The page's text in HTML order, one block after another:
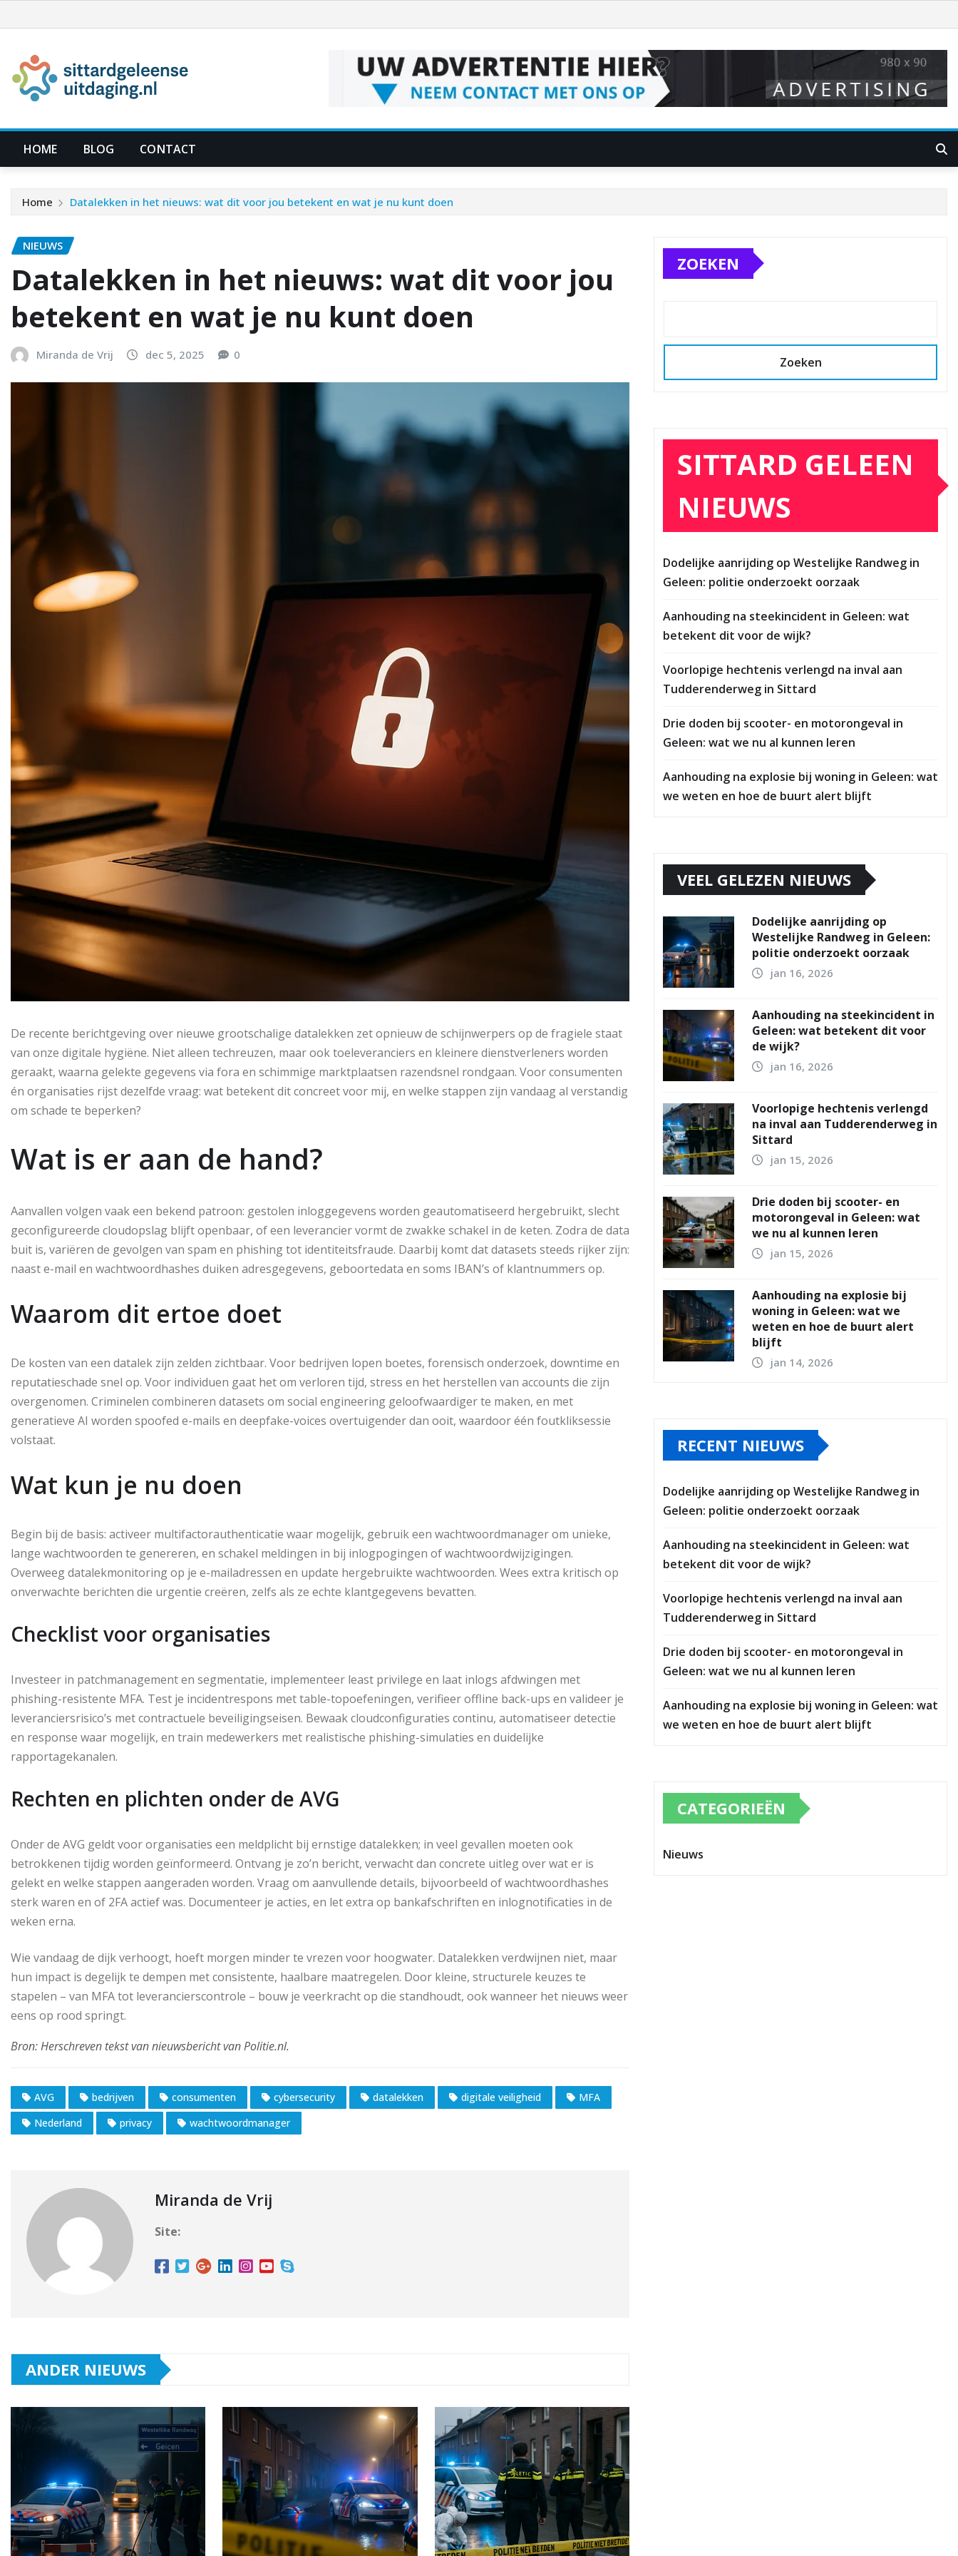
naar
inhoud
HOME BLOG CONTACT
Home Datalekken in het nieuws: wat dit voor jou betekent en wat je nu kunt doen
NIEUWS
Datalekken in het nieuws: wat dit voor jou
betekent en wat je nu kunt doen
Miranda de Vrij dec 5, 2025 0
De recente berichtgeving over nieuwe grootschalige datalekken zet opnieuw de schijnwerpers op de fragiele staat
van onze digitale hygiëne. Niet alleen techreuzen, maar ook toeleveranciers en kleinere dienstverleners worden
geraakt, waarna gelekte gegevens via fora en schimmige marktplaatsen razendsnel rondgaan. Voor consumenten
én organisaties rijst dezelfde vraag: wat betekent dit concreet voor mij, en welke stappen zijn vandaag al verstandig
om schade te beperken?
Wat is er aan de hand?
Aanvallen volgen vaak een bekend patroon: gestolen inloggegevens worden geautomatiseerd hergebruikt, slecht
geconfigureerde cloudopslag blijft openbaar, of een leverancier vormt de zwakke schakel in de keten. Zodra de data
buit is, variëren de gevolgen van spam en phishing tot identiteitsfraude. Daarbij komt dat datasets steeds rijker zijn:
naast e-mail en wachtwoordhashes duiken adresgegevens, geboortedata en soms IBAN’s of klantnummers op.
Waarom dit ertoe doet
De kosten van een datalek zijn zelden zichtbaar. Voor bedrijven lopen boetes, forensisch onderzoek, downtime en
reputatieschade snel op. Voor individuen gaat het om verloren tijd, stress en het herstellen van accounts die zijn
overgenomen. Criminelen combineren datasets om social engineering geloofwaardiger te maken, en met
generatieve AI worden spoofed e-mails en deepfake-voices overtuigender dan ooit, waardoor één foutkliksessie
volstaat.
Wat kun je nu doen
Begin bij de basis: activeer multifactorauthenticatie waar mogelijk, gebruik een wachtwoordmanager om unieke,
lange wachtwoorden te genereren, en schakel meldingen in bij inlogpogingen of wachtwoordwijzigingen.
Overweeg datalekmonitoring op je e-mailadressen en update hergebruikte wachtwoorden. Wees extra kritisch op
onverwachte berichten die urgentie creëren, zelfs als ze echte klantgegevens bevatten.
Checklist voor organisaties
Investeer in patchmanagement en segmentatie, implementeer least privilege en laat inlogs afdwingen met
phishing-resistente MFA. Test je incidentrespons met table-topoefeningen, verifieer offline back-ups en valideer je
leveranciersrisico’s met contractuele beveiligingseisen. Bewaak cloudconfiguraties continu, automatiseer detectie
en response waar mogelijk, en train medewerkers met realistische phishing-simulaties en duidelijke
rapportagekanalen.
Rechten en plichten onder de AVG
Onder de AVG geldt voor organisaties een meldplicht bij ernstige datalekken; in veel gevallen moeten ook
betrokkenen tijdig worden geïnformeerd. Ontvang je zo’n bericht, verwacht dan concrete uitleg over wat er is
gelekt en welke stappen aangeraden worden. Vraag om aanvullende details, bijvoorbeeld of wachtwoordhashes
sterk waren en of 2FA actief was. Documenteer je acties, en let extra op bankafschriften en inlognotificaties in de
weken erna.
Wie vandaag de dijk verhoogt, hoeft morgen minder te vrezen voor hoogwater. Datalekken verdwijnen niet, maar
hun impact is degelijk te dempen met consistente, haalbare maatregelen. Door kleine, structurele keuzes te
stapelen – van MFA tot leverancierscontrole – bouw je veerkracht op die standhoudt, ook wanneer het nieuws weer
eens op rood springt.
AVG bedrijven consumenten cybersecurity datalekken digitale veiligheid
MFA
Nederland
privacy wachtwoordmanager
Miranda de Vrij
Site:
ANDER NIEUWS
ZOEKEN
Zoeken
SITTARD GELEEN
NIEUWS
Dodelijke aanrijding op Westelijke Randweg in
Geleen: politie onderzoekt oorzaak
Aanhouding na steekincident in Geleen: wat
betekent dit voor de wijk?
Voorlopige hechtenis verlengd na inval aan
Tudderenderweg in Sittard
Drie doden bij scooter- en motorongeval in
Geleen: wat we nu al kunnen leren
Aanhouding na explosie bij woning in Geleen: wat
we weten en hoe de buurt alert blijft
VEEL GELEZEN NIEUWS
Dodelijke aanrijding op
Westelijke Randweg in Geleen:
politie onderzoekt oorzaak
jan 16, 2026
Aanhouding na steekincident in
Geleen: wat betekent dit voor
de wijk?
jan 16, 2026
Voorlopige hechtenis verlengd
na inval aan Tudderenderweg in
Sittard
jan 15, 2026
Drie doden bij scooter- en
motorongeval in Geleen: wat
we nu al kunnen leren
jan 15, 2026
Aanhouding na explosie bij
woning in Geleen: wat we
weten en hoe de buurt alert
blijft
jan 14, 2026
RECENT NIEUWS
Dodelijke aanrijding op Westelijke Randweg in
Geleen: politie onderzoekt oorzaak
Aanhouding na steekincident in Geleen: wat
betekent dit voor de wijk?
Voorlopige hechtenis verlengd na inval aan
Tudderenderweg in Sittard
Drie doden bij scooter- en motorongeval in
Geleen: wat we nu al kunnen leren
Aanhouding na explosie bij woning in Geleen: wat
we weten en hoe de buurt alert blijft
CATEGORIEËN
Nieuws